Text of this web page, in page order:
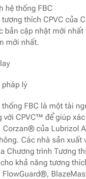
hệ thống FBC
thích CPVC của
bản cập nhật mới
mới nhất.
lý
FBC là một tài
với CPVC™ để giúp
của Lubrizol
Các nhà sản
Chương trình Tương
khả năng tương